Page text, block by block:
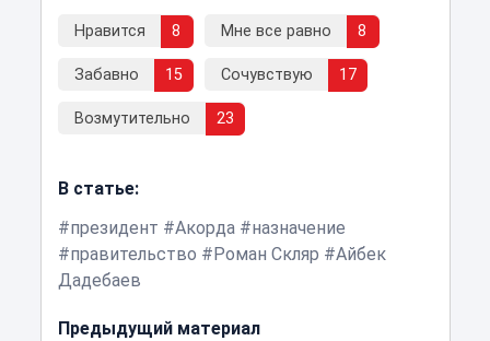
Нравится 8 Мне все равно 8
Забавно 15 Сочувствую 17
Возмутительно 23
В статье:
президент
Акорда
назначение
правительство
Роман Скляр
Айбек
Дадебаев
Предыдущий материал